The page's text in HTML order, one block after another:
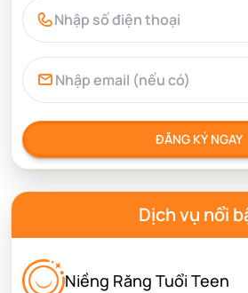
ĐĂNG KÝ NGAY
Dịch vụ nổi
Niềng Răng Tuổi Teen